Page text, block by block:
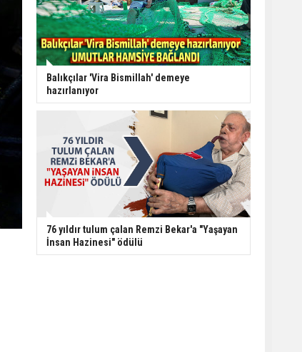
Balıkçılar 'Vira Bismillah' demeye
hazırlanıyor
76 yıldır tulum çalan Remzi Bekar'a "Yaşayan
İnsan Hazinesi" ödülü